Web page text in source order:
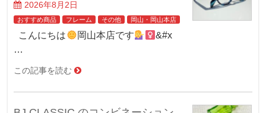
2026年8月2日
おすすめ商品 フレーム その他 岡山・岡山本店
こんにちは 岡山本店です
&#x
…
この記事を読む